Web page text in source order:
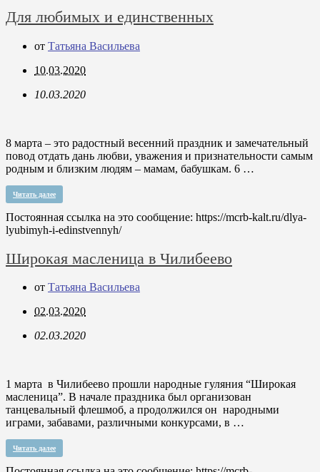
Для любимых и единственных
от Татьяна Васильева
10.03.2020
10.03.2020
8 марта – это радостный весенний праздник и замечательный
повод отдать дань любви, уважения и признательности самым
родным и близким людям – мамам, бабушкам. 6 …
Читать далее
Постоянная ссылка на это сообщение: https://mcrb-kalt.ru/dlya-
lyubimyh-i-edinstvennyh/
Широкая масленица в Чилибеево
от Татьяна Васильева
02.03.2020
02.03.2020
1 марта в Чилибеево прошли народные гуляния “Широкая
масленица”. В начале праздника был организован
танцевальный флешмоб, а продолжился он народными
играми, забавами, различными конкурсами, в …
Читать далее